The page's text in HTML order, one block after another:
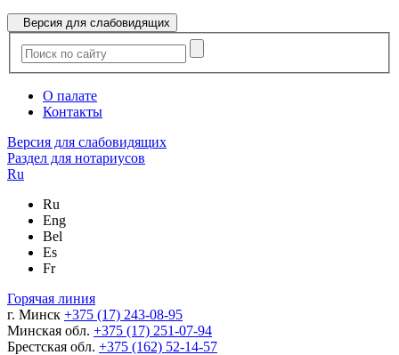
Версия для слабовидящих
О палате
Контакты
Версия для слабовидящих
Раздел для нотариусов
Ru
Ru
Eng
Bel
Es
Fr
Горячая линия
г. Минск +375 (17) 243-08-95
Минская обл. +375 (17) 251-07-94
Брестская обл. +375 (162) 52-14-57